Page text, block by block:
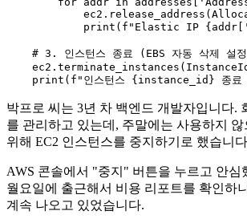
print ( f"Elastic IP {addr[
# 3. 인스턴스 종료 (EBS 자동 삭제 설
print ( f"인스턴스 {instance_id} 종료
박프로 씨는 3년 차 백엔드 개발자입니다.
를 관리하고 있는데, 주말에는 사용하지
위해 EC2 인스턴스를 중지하기로 했습니
AWS 콘솔에서 "중지" 버튼을 누르고 안심
월요일에 출근해서 비용 리포트를 확인하
계속 나오고 있었습니다.